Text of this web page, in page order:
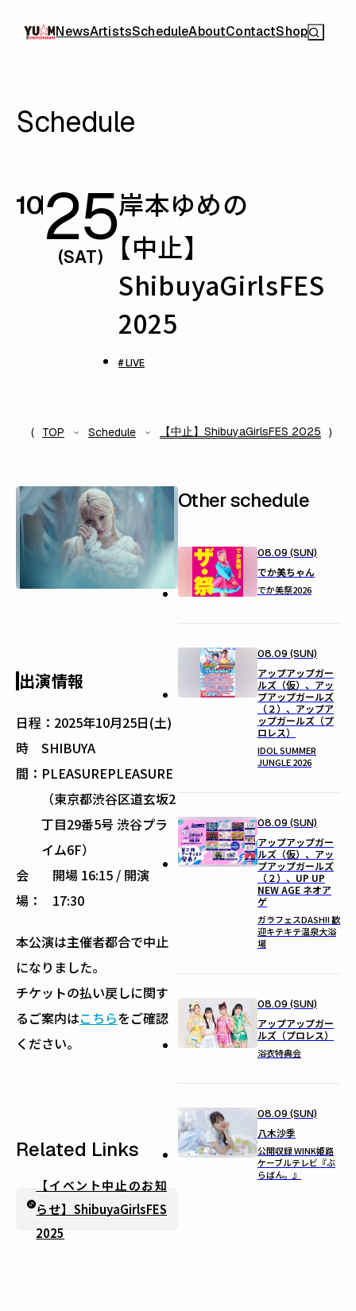
NewsArtistsScheduleAboutContactShop
Schedule
1025
(SAT)
岸本ゆめの
【中止】
ShibuyaGirlsFES
2025
# LIVE
TOP Schedule 【中止】ShibuyaGirlsFES 2025
出演情報
日程： 2025年10月25日(土)
時
間：
SHIBUYA
PLEASUREPLEASURE
（東京都渋谷区道玄坂2
丁目29番5号 渋谷プラ
イム6F）
会
場：
開場 16:15 / 開演
17:30
本公演は主催者都合で中止
になりました。
チケットの払い戻しに関す
るご案内はこちらをご確認
ください。
Related Links
【イベント中止のお知
らせ】ShibuyaGirlsFES
2025
Other schedule
08.09 (SUN)
でか美ちゃん
でか美祭2026
08.09 (SUN)
アップアップガー
ルズ（仮）、アッ
プアップガールズ
（２）、アップア
ップガールズ（プ
ロレス）
IDOL SUMMER
JUNGLE 2026
08.09 (SUN)
アップアップガー
ルズ（仮）、アッ
プアップガールズ
（２）、UP UP
NEW AGE ネオア
ゲ
ガラフェスDASH!! 歓
迎キテキテ温泉大浴
場
08.09 (SUN)
アップアップガー
ルズ（プロレス）
浴衣特典会
08.09 (SUN)
八木沙季
公開収録 WINK姫路
ケーブルテレビ『ぶ
らばん。』